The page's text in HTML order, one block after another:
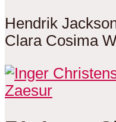
Hendrik
Clara Cosima
Zaesur